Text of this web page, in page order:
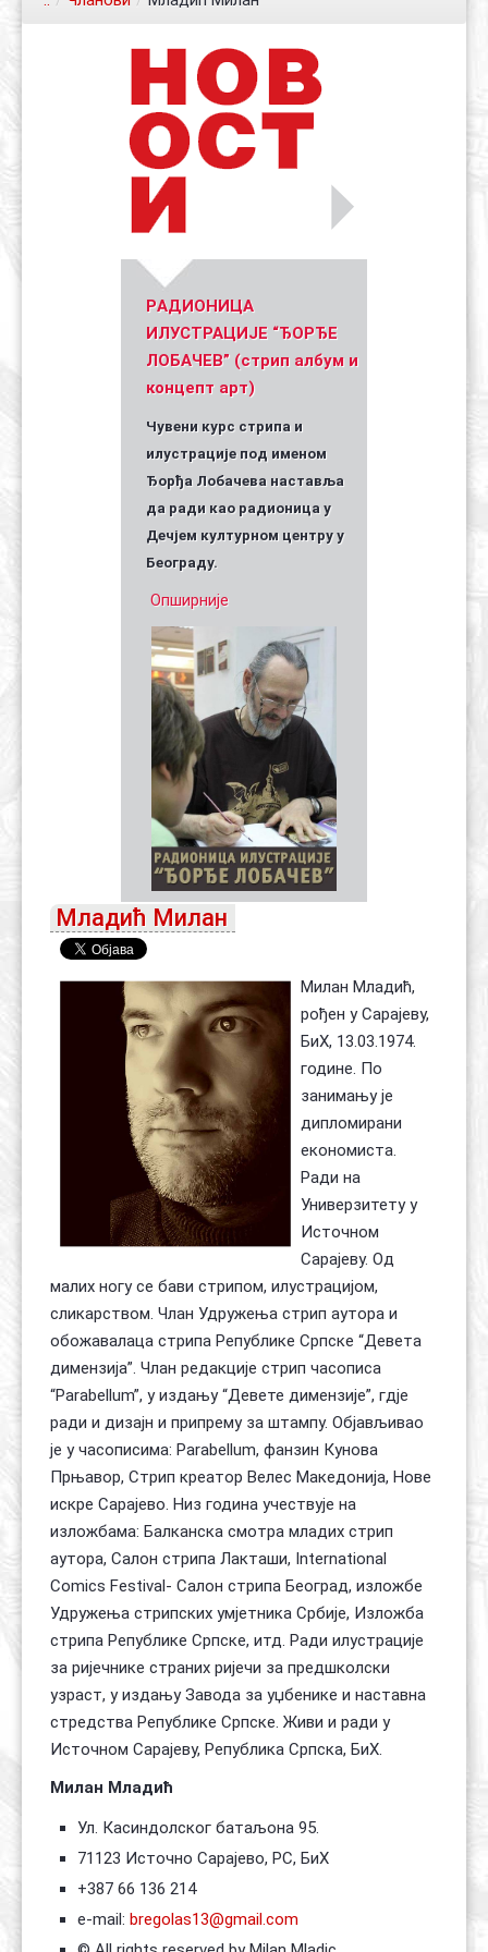
Уметник стрипа и духа Геза Шетет
(Биографија и стрипографија)
PАДИОНИЦА
ИЛУСТРАЦИЈЕ “ЂОРЂЕ
ЛОБАЧЕВ” (стрип албум и
концепт арт)
Чувени курс стрипа и
илустрације под именом
Ђорђа Лобачева наставља
да ради као радионица у
Дечјем културном центру у
Београду.
Опширније
Младић Милан
Милан Младић,
рођен у Сарајеву,
БиХ, 13.03.1974.
године. По
занимању је
дипломирани
економиста.
Ради на
Универзитету у
Источном
Сарајеву. Од
малих ногу се бави стрипом, илустрацијом,
сликарством. Члан Удружења стрип аутора и
обожавалаца стрипа Републике Српске “Девета
димензија”. Члан редакције стрип часописа
“Parabellum”, у издању “Девете димензије”, гдје
ради и дизајн и припрему за штампу. Објављивао
је у часописима: Parabellum, фанзин Кунова
Прњавор, Стрип креатор Велес Македонија, Нове
искре Сарајево. Низ година учествује на
изложбама: Балканска смотра младих стрип
аутора, Салон стрипа Лакташи, International
Comics Festival- Салон стрипа Београд, изложбе
Удружења стрипских умјетника Србије, Изложба
стрипа Републике Српске, итд. Ради илустрације
за ријечнике страних ријечи за предшколски
узраст, у издању Завода за уџбенике и наставна
стредства Републике Српске. Живи и ради у
Источном Сарајеву, Република Српска, БиХ.
Милан Младић
Ул. Касиндолског батаљона 95.
71123 Источно Сарајево, РС, БиХ
+387 66 136 214
e-mail: bregolas13@gmail.com